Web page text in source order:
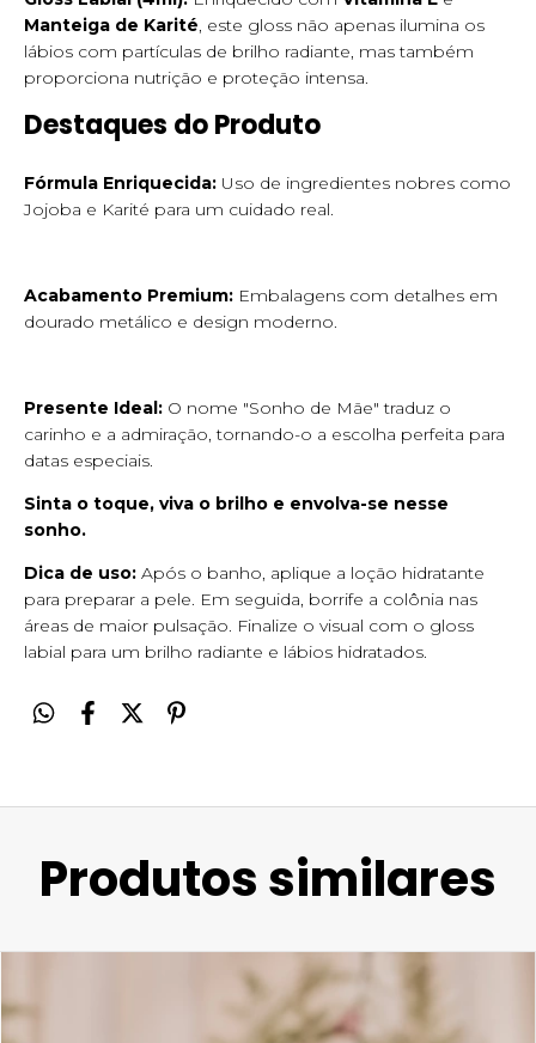
Manteiga de Karité, este gloss não apenas ilumina os
lábios com partículas de brilho radiante, mas também
proporciona nutrição e proteção intensa.
Destaques do Produto
Fórmula Enriquecida: Uso de ingredientes nobres como
Jojoba e Karité para um cuidado real.
Acabamento Premium: Embalagens com detalhes em
dourado metálico e design moderno.
Presente Ideal: O nome "Sonho de Mãe" traduz o
carinho e a admiração, tornando-o a escolha perfeita para
datas especiais.
Sinta o toque, viva o brilho e envolva-se nesse
sonho.
Dica de uso: Após o banho, aplique a loção hidratante
para preparar a pele. Em seguida, borrife a colônia nas
áreas de maior pulsação. Finalize o visual com o gloss
labial para um brilho radiante e lábios hidratados.
Produtos similares